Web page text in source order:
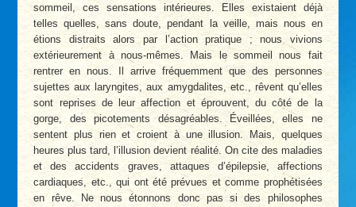
sommeil, ces sensations intérieures. Elles existaient déjà
telles quelles, sans doute, pendant la veille, mais nous en
étions distraits alors par l’action pratique ; nous vivions
extérieurement à nous-mêmes. Mais le sommeil nous fait
rentrer en nous. Il arrive fréquemment que des personnes
sujettes aux laryngites, aux amygdalites, etc., rêvent qu’elles
sont reprises de leur affection et éprouvent, du côté de la
gorge, des picotements désagréables. Éveillées, elles ne
sentent plus rien et croient à une illusion. Mais, quelques
heures plus tard, l’illusion devient réalité. On cite des maladies
et des accidents graves, attaques d’épilepsie, affections
cardiaques, etc., qui ont été prévues et comme prophétisées
en rêve. Ne nous étonnons donc pas si des philosophes